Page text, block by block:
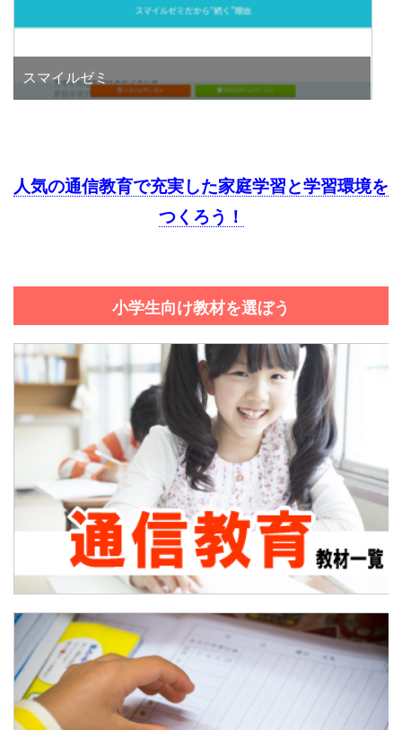
スマイルゼミ
人気の通信教育で充実した家庭学習と学習環境を
つくろう！
小学生向け教材を選ぼう